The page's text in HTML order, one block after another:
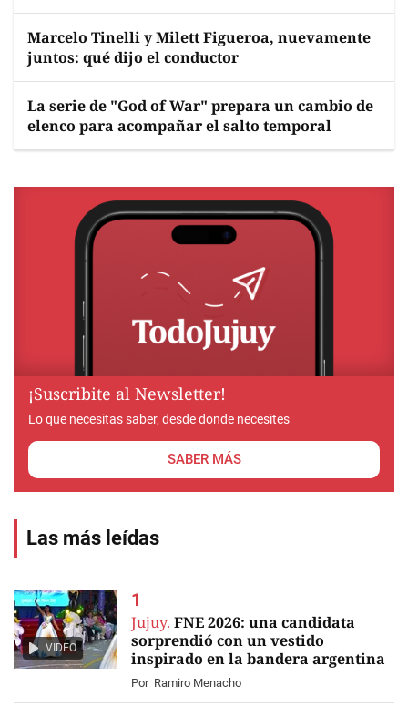
Marcelo Tinelli y Milett Figueroa, nuevamente
juntos: qué dijo el conductor
La serie de "God of War" prepara un cambio de
elenco para acompañar el salto temporal
¡Suscribite al Newsletter!
Lo que necesitas saber, desde donde necesites
SABER MÁS
Las más leídas
VIDEO
Jujuy. FNE 2026: una candidata
sorprendió con un vestido
inspirado en la bandera argentina
Por Ramiro Menacho